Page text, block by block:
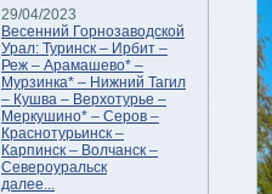
29/04/2023
Весенний Горнозаводской
Урал: Туринск – Ирбит –
Реж – Арамашево* –
Мурзинка* – Нижний Тагил
– Кушва – Верхотурье –
Меркушино* – Серов –
Краснотурьинск –
Карпинск – Волчанск –
Североуральск
далее...